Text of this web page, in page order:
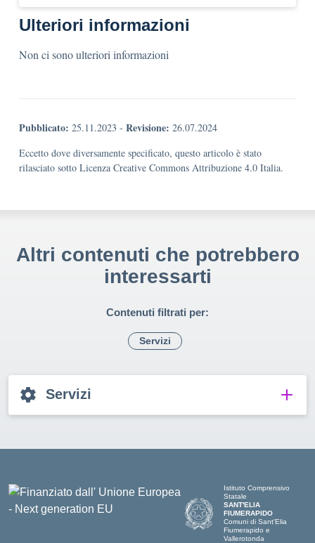
Ulteriori informazioni
Non ci sono ulteriori informazioni
Pubblicato: 25.11.2023 - Revisione: 26.07.2024
Eccetto dove diversamente specificato, questo articolo è stato
rilasciato sotto Licenza Creative Commons Attribuzione 4.0 Italia.
Altri contenuti che potrebbero
interessarti
Contenuti filtrati per:
Servizi
Servizi
Istituto Comprensivo
Statale
SANT'ELIA
FIUMERAPIDO
Comuni di Sant'Elia
Fiumerapido e
Vallerotonda